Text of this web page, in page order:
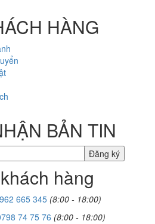
HÀNG
BẢN TIN
hàng
665 345 (8:00 - 18:00)
74 75 76 (8:00 - 18:00)